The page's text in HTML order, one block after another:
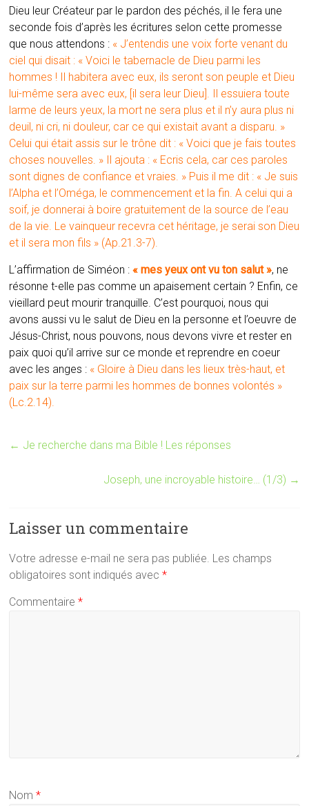
Dieu leur Créateur par le pardon des péchés, il le fera une
seconde fois d’après les écritures selon cette promesse
que nous attendons : « J’entendis une voix forte venant du
ciel qui disait : « Voici le tabernacle de Dieu parmi les
hommes ! Il habitera avec eux, ils seront son peuple et Dieu
lui-même sera avec eux, [il sera leur Dieu]. Il essuiera toute
larme de leurs yeux, la mort ne sera plus et il n’y aura plus ni
deuil, ni cri, ni douleur, car ce qui existait avant a disparu. »
Celui qui était assis sur le trône dit : « Voici que je fais toutes
choses nouvelles. » Il ajouta : « Ecris cela, car ces paroles
sont dignes de confiance et vraies. » Puis il me dit : « Je suis
l’Alpha et l’Oméga, le commencement et la fin. A celui qui a
soif, je donnerai à boire gratuitement de la source de l’eau
de la vie. Le vainqueur recevra cet héritage, je serai son Dieu
et il sera mon fils » (Ap.21.3-7).
L’affirmation de Siméon :« mes yeux ont vu ton salut », ne
résonne t-elle pas comme un apaisement certain ? Enfin, ce
vieillard peut mourir tranquille. C’est pourquoi, nous qui
avons aussi vu le salut de Dieu en la personne et l’oeuvre de
Jésus-Christ, nous pouvons, nous devons vivre et rester en
paix quoi qu’il arrive sur ce monde et reprendre en coeur
avec les anges : « Gloire à Dieu dans les lieux très-haut, et
paix sur la terre parmi les hommes de bonnes volontés »
(Lc.2.14).
← Je recherche dans ma Bible ! Les réponses
Joseph, une incroyable histoire… (1/3) →
Laisser un commentaire
Votre adresse e-mail ne sera pas publiée. Les champs
obligatoires sont indiqués avec*
Commentaire*
Nom*